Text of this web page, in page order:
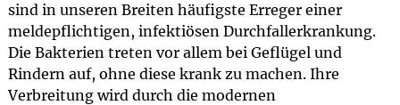
sind in unseren Breiten häufigste Erreger einer
meldepflichtigen, infektiösen Durchfallerkrankung.
Die Bakterien treten vor allem bei Geflügel und
Rindern auf, ohne diese krank zu machen. Ihre
Verbreitung wird durch die modernen